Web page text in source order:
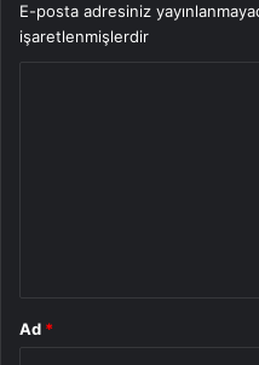
E-posta adresiniz
işaretlenmişlerdir
Ad *